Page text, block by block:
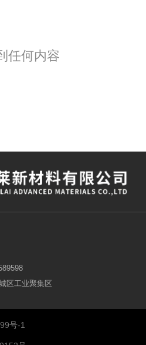
任何内容
区工业聚集区
号-1